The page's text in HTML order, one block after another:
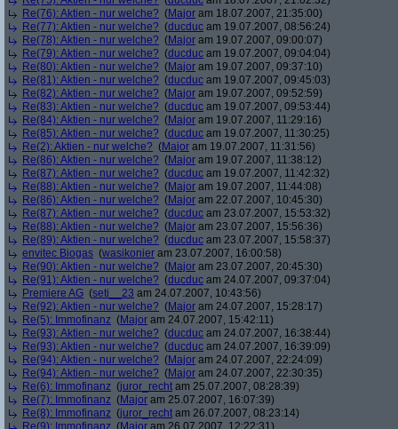
Re(76): Aktien - nur welche? (Major am 18.07.2007, 21:35:00)
Re(77): Aktien - nur welche? (ducduc am 19.07.2007, 08:56:24)
Re(78): Aktien - nur welche? (Major am 19.07.2007, 09:00:07)
Re(79): Aktien - nur welche? (ducduc am 19.07.2007, 09:04:04)
Re(80): Aktien - nur welche? (Major am 19.07.2007, 09:37:10)
Re(81): Aktien - nur welche? (ducduc am 19.07.2007, 09:45:03)
Re(82): Aktien - nur welche? (Major am 19.07.2007, 09:52:59)
Re(83): Aktien - nur welche? (ducduc am 19.07.2007, 09:53:44)
Re(84): Aktien - nur welche? (Major am 19.07.2007, 11:29:16)
Re(85): Aktien - nur welche? (ducduc am 19.07.2007, 11:30:25)
Re(2): Aktien - nur welche? (Major am 19.07.2007, 11:31:56)
Re(86): Aktien - nur welche? (Major am 19.07.2007, 11:38:12)
Re(87): Aktien - nur welche? (ducduc am 19.07.2007, 11:42:32)
Re(88): Aktien - nur welche? (Major am 19.07.2007, 11:44:08)
Re(86): Aktien - nur welche? (Major am 22.07.2007, 10:45:30)
Re(87): Aktien - nur welche? (ducduc am 23.07.2007, 15:53:32)
Re(88): Aktien - nur welche? (Major am 23.07.2007, 15:56:36)
Re(89): Aktien - nur welche? (ducduc am 23.07.2007, 15:58:37)
envitec Biogas (wasikonier am 23.07.2007, 16:00:58)
Re(90): Aktien - nur welche? (Major am 23.07.2007, 20:45:30)
Re(91): Aktien - nur welche? (ducduc am 24.07.2007, 09:37:04)
Premiere AG (seti__23 am 24.07.2007, 10:43:56)
Re(92): Aktien - nur welche? (Major am 24.07.2007, 15:28:17)
Re(5): Immofinanz (Major am 24.07.2007, 15:42:11)
Re(93): Aktien - nur welche? (ducduc am 24.07.2007, 16:38:44)
Re(93): Aktien - nur welche? (ducduc am 24.07.2007, 16:39:09)
Re(94): Aktien - nur welche? (Major am 24.07.2007, 22:24:09)
Re(94): Aktien - nur welche? (Major am 24.07.2007, 22:30:35)
Re(6): Immofinanz (juror_recht am 25.07.2007, 08:28:39)
Re(7): Immofinanz (Major am 25.07.2007, 16:07:39)
Re(8): Immofinanz (juror_recht am 26.07.2007, 08:23:14)
Re(9): Immofinanz (Major am 26.07.2007, 12:22:31)